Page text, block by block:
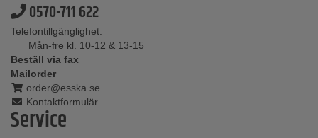
0570-711 622
Telefontillgänglighet:
Mån-fre kl. 10-12 & 13-15
Beställ via fax
Mailorder
order@esska.se
Kontaktformulär
Service